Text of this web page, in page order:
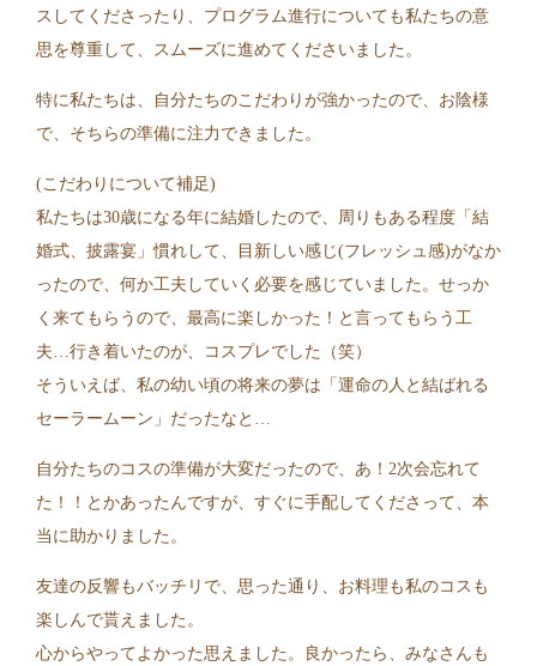
スしてくださったり、プログラム進行についても私たちの意
思を尊重して、スムーズに進めてくださいました。
特に私たちは、自分たちのこだわりが強かったので、お陰様
で、そちらの準備に注力できました。
(こだわりについて補足)
私たちは30歳になる年に結婚したので、周りもある程度「結
婚式、披露宴」慣れして、目新しい感じ(フレッシュ感)がなか
ったので、何か工夫していく必要を感じていました。せっか
く来てもらうので、最高に楽しかった！と言ってもらう工
夫…行き着いたのが、コスプレでした（笑）
そういえば、私の幼い頃の将来の夢は「運命の人と結ばれる
セーラームーン」だったなと…
自分たちのコスの準備が大変だったので、あ！2次会忘れて
た！！とかあったんですが、すぐに手配してくださって、本
当に助かりました。
友達の反響もバッチリで、思った通り、お料理も私のコスも
楽しんで貰えました。
心からやってよかった思えました。良かったら、みなさんも